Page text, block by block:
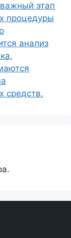
этап
процедуры
анализ
средств.